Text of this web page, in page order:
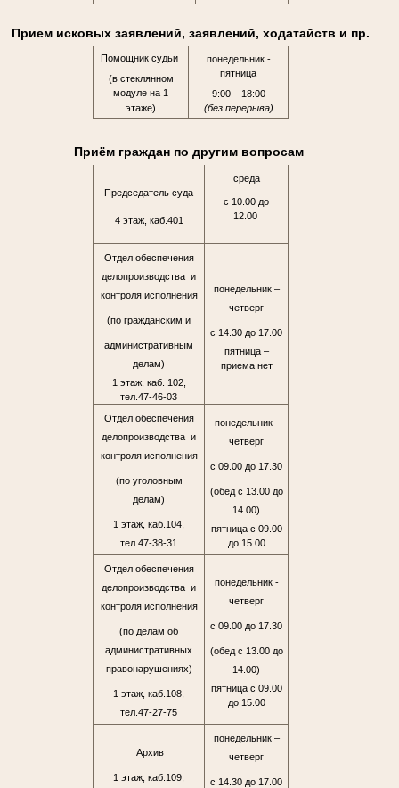
Прием исковых заявлений, заявлений, ходатайств и пр.
Помощник судьи
(в стеклянном
модуле на 1
этаже)
понедельник -
пятница
9:00 – 18:00
(без перерыва)
Приём граждан по другим вопросам
Председатель суда
4 этаж, каб.401
среда
с 10.00 до
12.00
Отдел обеспечения
делопроизводства и
контроля исполнения
(по гражданским и
административным
делам)
1 этаж, каб. 102,
тел.47-46-03
понедельник –
четверг
с 14.30 до 17.00
пятница –
приема нет
Отдел обеспечения
делопроизводства и
контроля исполнения
(по уголовным
делам)
1 этаж, каб.104,
тел.47-38-31
понедельник -
четверг
с 09.00 до 17.30
(обед с 13.00 до
14.00)
пятница с 09.00
до 15.00
Отдел обеспечения
делопроизводства и
контроля исполнения
(по делам об
административных
правонарушениях)
1 этаж, каб.108,
тел.47-27-75
понедельник -
четверг
с 09.00 до 17.30
(обед с 13.00 до
14.00)
пятница с 09.00
до 15.00
Архив
1 этаж, каб.109,
понедельник –
четверг
с 14.30 до 17.00